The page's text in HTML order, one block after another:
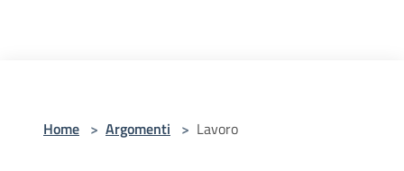
Home > Argomenti > Lavoro